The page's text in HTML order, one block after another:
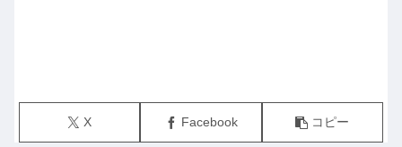
X Facebook コピー